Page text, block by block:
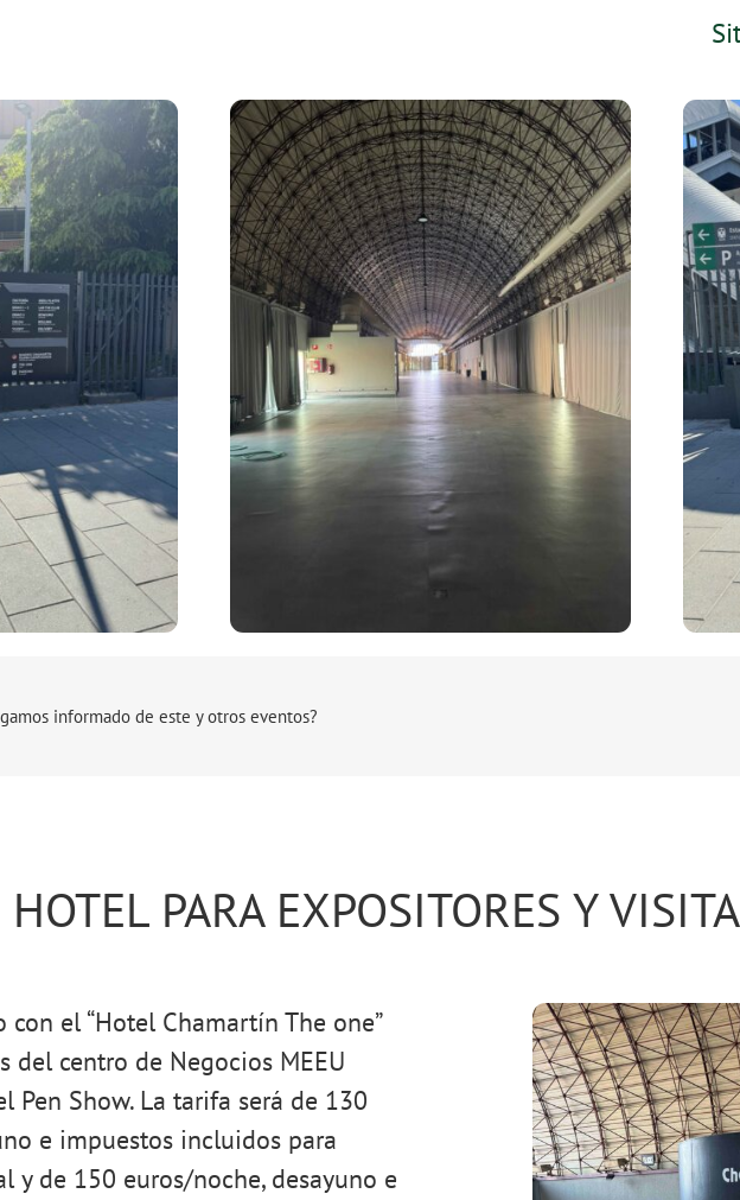
informado de este y otros eventos?
HOTEL PARA EXPOSITORES Y
con el “Hotel Chamartín The one”
del centro de Negocios MEEU
Pen Show. La tarifa será de 130
e impuestos incluidos para
y de 150 euros/noche, desayuno e